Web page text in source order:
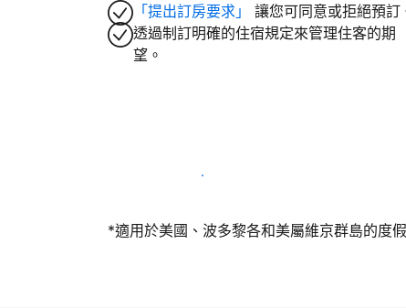
「提出訂房要求」
讓您可同意或拒絕預訂
透過制訂明確的住宿規定來管理住客的期
望。
今天就和我們一起當屋主
*適用於美國、波多黎各和美屬維京群島的度